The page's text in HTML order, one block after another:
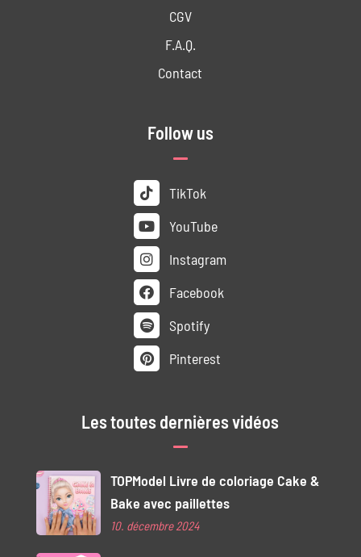
CGV
F.A.Q.
Contact
Follow us
TikTok
YouTube
Instagram
Facebook
Spotify
Pinterest
Les toutes dernières vidéos
TOPModel Livre de coloriage Cake &
Bake avec paillettes
10. décembre 2024